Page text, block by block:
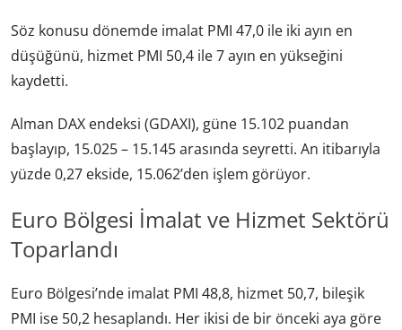
Söz konusu dönemde imalat PMI 47,0 ile iki ayın en
düşüğünü, hizmet PMI 50,4 ile 7 ayın en yükseğini
kaydetti.
Alman DAX endeksi (GDAXI), güne 15.102 puandan
başlayıp, 15.025 – 15.145 arasında seyretti. An itibarıyla
yüzde 0,27 ekside, 15.062’den işlem görüyor.
Euro Bölgesi İmalat ve Hizmet Sektörü
Toparlandı
Euro Bölgesi’nde imalat PMI 48,8, hizmet 50,7, bileşik
PMI ise 50,2 hesaplandı. Her ikisi de bir önceki aya göre